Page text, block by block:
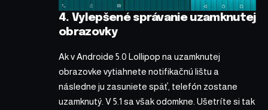
4. Vylepšené správanie uzamknutej
obrazovky
Ak v Androide 5.0 Lollipop na uzamknutej
obrazovke vytiahnete notifikačnú lištu a
následne ju zasuniete späť, telefón zostane
uzamknutý. V 5.1 sa však odomkne. Ušetríte si tak